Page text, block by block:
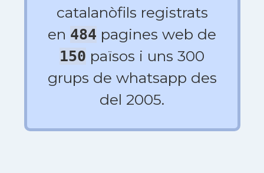
catalanòfils registrats
en 484 pagines web de
150 països i uns 300
grups de whatsapp des
del 2005.